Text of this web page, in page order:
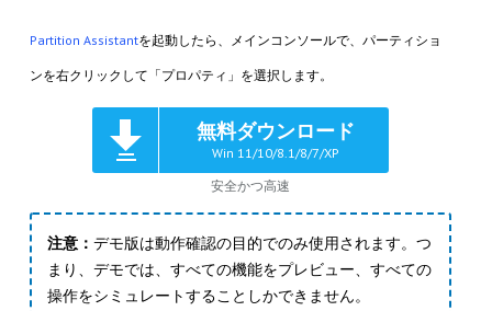
Partition Assistantを起動したら、メインコンソールで、パーティショ
ンを右クリックして「プロパティ」を選択します。
無料ダウンロード
Win 11/10/8.1/8/7/XP
安全かつ高速
注意： デモ版は動作確認の目的でのみ使用されます。つ
まり、デモでは、すべての機能をプレビュー、すべての
操作をシミュレートすることしかできません。